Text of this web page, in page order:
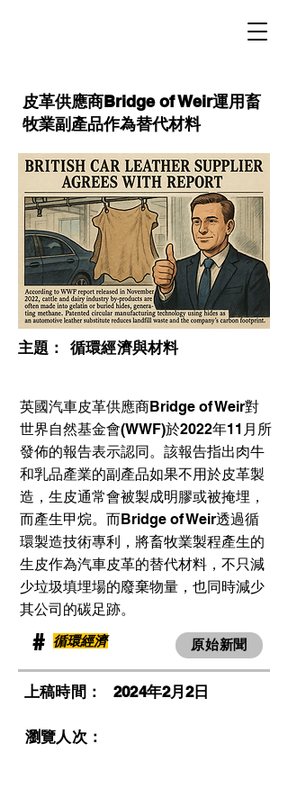
皮革供應商Bridge of Weir運用畜
牧業副產品作為替代材料
​主題： 循環經濟與材料
英國汽車皮革供應商Bridge of Weir對
世界自然基金會(WWF)於2022年11月所
發佈的報告表示認同。該報告指出肉牛
和乳品產業的副產品如果不用於皮革製
造，生皮通常會被製成明膠或被掩埋，
而產生甲烷。而Bridge of Weir透過循
環製造技術專利，將畜牧業製程產生的
生皮作為汽車皮革的替代材料，不只減
少垃圾填埋場的廢棄物量，也同時減少
其公司的碳足跡。
​# 循環經濟 原始新聞
​上稿時間： 2024年2月2日
​瀏覽人次：